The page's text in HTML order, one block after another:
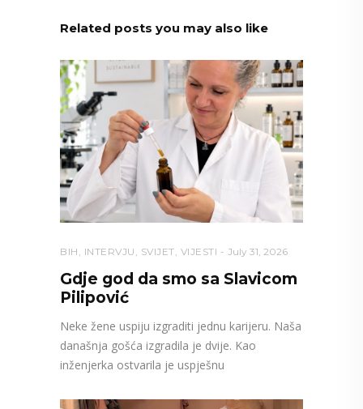
Related posts you may also like
BIH INTERVJU SVIJET VIJESTI July 31, 2026
Gdje god da smo sa Slavicom
Pilipović
Neke žene uspiju izgraditi jednu karijeru. Naša
današnja gošća izgradila je dvije. Kao
inženjerka ostvarila je uspješnu